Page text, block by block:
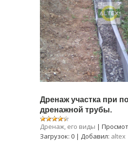
Дренаж участка при
дренажной трубы.
Дренаж, его виды |
Загрузок: 0 | Добавил: altex